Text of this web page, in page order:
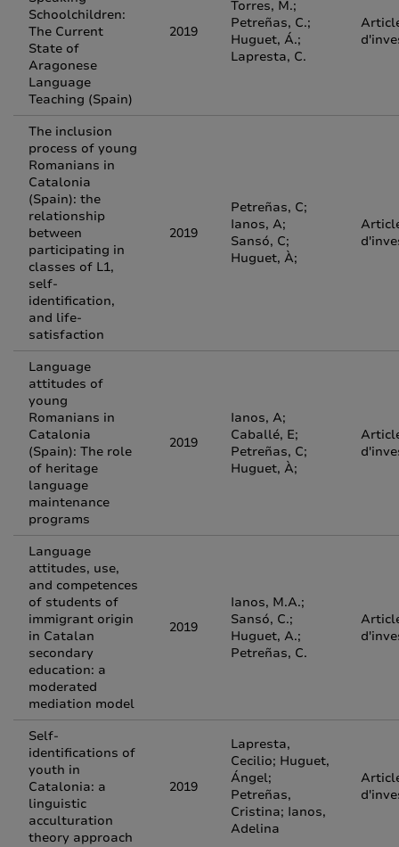
Schoolchildren:
The Current
State of
Aragonese
Language
Teaching (Spain)
2019
Torres, M.;
Petreñas, C.;
Huguet, Á.;
Lapresta, C.
The inclusion
process of young
Romanians in
Catalonia
(Spain): the
relationship
between
participating in
classes of L1,
self-
identification,
and life-
satisfaction
2019
Petreñas, C;
Ianos, A;
Sansó, C;
Huguet, À;
Language
attitudes of
young
Romanians in
Catalonia
(Spain): The role
of heritage
language
maintenance
programs
2019
Ianos, A;
Caballé, E;
Petreñas, C;
Huguet, À;
Language
attitudes, use,
and competences
of students of
immigrant origin
in Catalan
secondary
education: a
moderated
mediation model
2019
Ianos, M.A.;
Sansó, C.;
Huguet, A.;
Petreñas, C.
Self-
identifications of
youth in
Catalonia: a
linguistic
acculturation
theory approach
2019
Lapresta,
Cecilio; Huguet,
Ángel;
Petreñas,
Cristina; Ianos,
Adelina